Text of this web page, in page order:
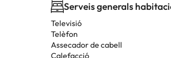
Serveis generals
Televisió
Telèfon
Assecador de cabell
Calefacció